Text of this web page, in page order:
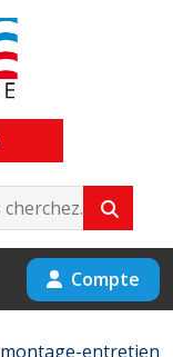
Compte
montage-entretien